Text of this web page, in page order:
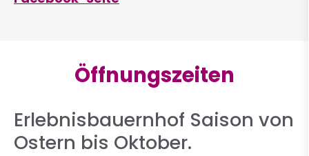
Öffnungszeiten
Erlebnisbauernhof Saison von
Ostern bis Oktober.